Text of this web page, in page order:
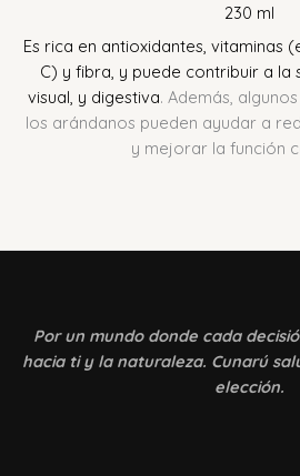
230 ml
Es rica en antioxidantes, vitaminas
C) y fibra, y puede contribuir a la
visual, y digestiva. Además,
los arándanos pueden ayudar a
y mejorar la función
Por un mundo donde cada
hacia ti y la naturaleza. Cunarú
elección.